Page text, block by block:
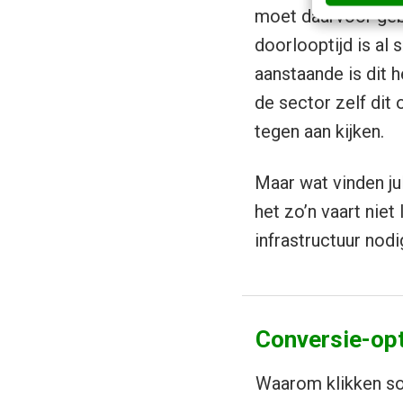
moet daarvoor
doorlooptijd is al
aanstaande is dit
de sector zelf dit
tegen aan kijken.
Maar wat vinden
het zo’n vaart
infrastructuur
Conversie-
Waarom klikken